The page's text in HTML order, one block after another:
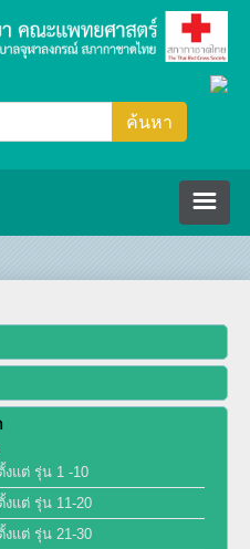
รังสีวิทยา
มการ
กร
กษา
แต่ รุ่น 1 -10
แต่ รุ่น 11-20
แต่ รุ่น 21-30